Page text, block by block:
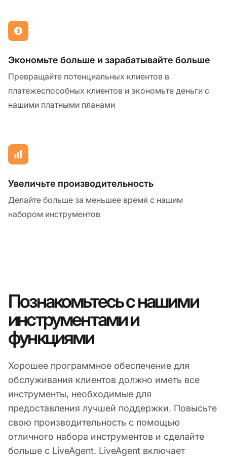
Экономьте больше и зарабатывайте больше
Превращайте потенциальных клиентов в
платежеспособных клиентов и экономьте деньги с
нашими платными планами
Увеличьте производительность
Делайте больше за меньшее время с нашим
набором инструментов
Познакомьтесь с нашими
инструментами и
функциями
Хорошее программное обеспечение для
обслуживания клиентов должно иметь все
инструменты, необходимые для
предоставления лучшей поддержки. Повысьте
свою производительность с помощью
отличного набора инструментов и сделайте
больше с LiveAgent. LiveAgent включает